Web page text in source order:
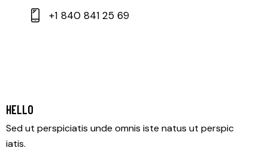
+1 840 841 25 69
HELLO
Sed ut perspiciatis unde omnis iste natus ut perspic
iatis.